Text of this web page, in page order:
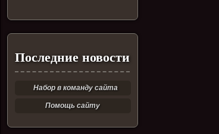
Последние новости
Набор в команду сайта
Помощь сайту